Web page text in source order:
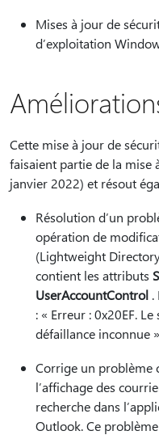
Mises à jour de
d’exploitation
Cette mise à jour de
faisaient partie de la mise
janvier 2022) et résout
Résolution d’un
opération de
(Lightweight
contient les attributs
UserAccountControl .
: « Erreur : 0x20EF.
défaillance inconnue
Corrige un problème
l’affichage des
recherche dans
Outlook. Ce